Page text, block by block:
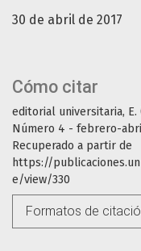
Cómo citar
editorial universitaria, E.
Número 4 - febrero-
Recuperado a partir de
https://
e/view/330
Formatos de
30 de abril de 2017